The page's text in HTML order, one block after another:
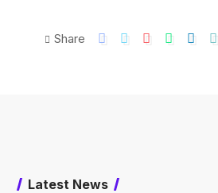
Share
Latest News